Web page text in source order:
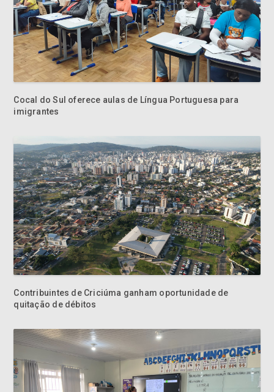
Cocal do Sul oferece aulas de Língua Portuguesa para
imigrantes
Contribuintes de Criciúma ganham oportunidade de
quitação de débitos